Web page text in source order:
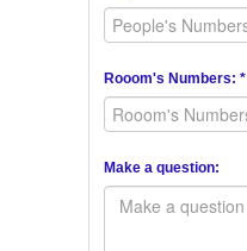
Rooom's Numbers: *
Make a question: